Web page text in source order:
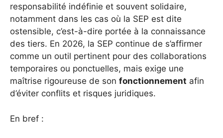
responsabilité indéfinie et souvent solidaire,
notamment dans les cas où la SEP est dite
ostensible, c’est-à-dire portée à la connaissance
des tiers. En 2026, la SEP continue de s’affirmer
comme un outil pertinent pour des collaborations
temporaires ou ponctuelles, mais exige une
maîtrise rigoureuse de son fonctionnement afin
d’éviter conflits et risques juridiques.
En bref :